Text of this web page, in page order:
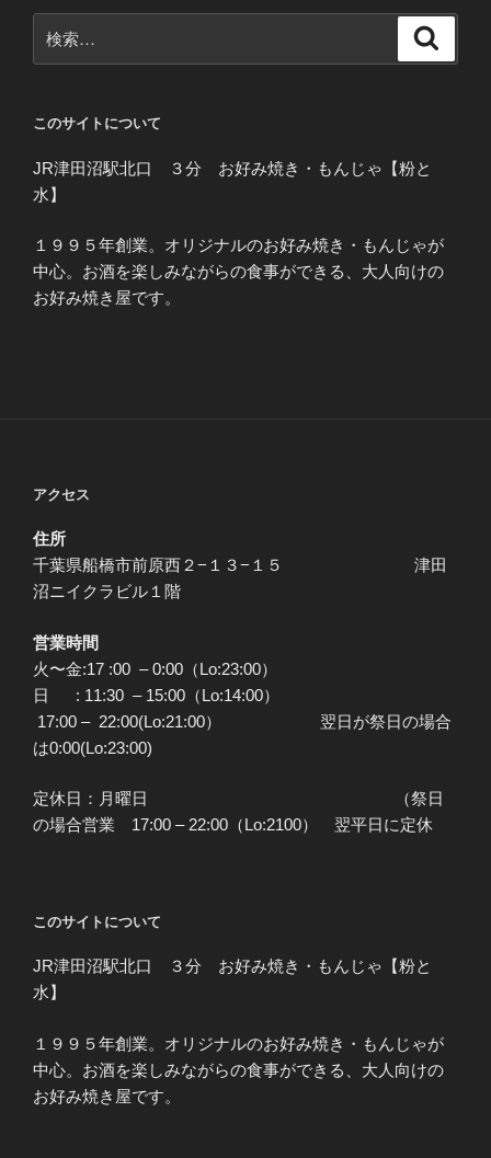
索:
このサイトについて
JR津田沼駅北口 ３分 お好み焼き・もんじゃ【粉と
水】
１９９５年創業。オリジナルのお好み焼き・もんじゃが
中心。お酒を楽しみながらの食事ができる、大人向けの
お好み焼き屋です。
アクセス
住所
千葉県船橋市前原西２−１３−１５ 津田
沼ニイクラビル１階
営業時間
火〜金:17 :00 – 0:00（Lo:23:00）
日 : 11:30 – 15:00（Lo:14:00）
17:00 – 22:00(Lo:21:00） 翌日が祭日の場合
は0:00(Lo:23:00)
定休日：月曜日 （祭日
の場合営業 17:00 – 22:00（Lo:2100） 翌平日に定休
このサイトについて
JR津田沼駅北口 ３分 お好み焼き・もんじゃ【粉と
水】
１９９５年創業。オリジナルのお好み焼き・もんじゃが
中心。お酒を楽しみながらの食事ができる、大人向けの
お好み焼き屋です。